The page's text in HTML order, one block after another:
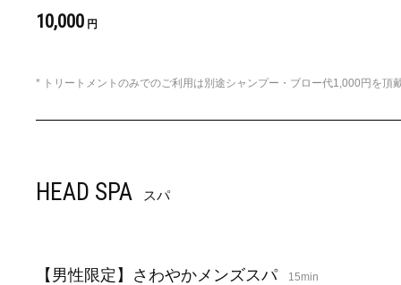
10,000 円
* トリートメントのみでのご利用は別途シャンプー・ブロー代1,000円を頂
HEAD SPA スパ
【男性限定】さわやかメンズスパ 15min